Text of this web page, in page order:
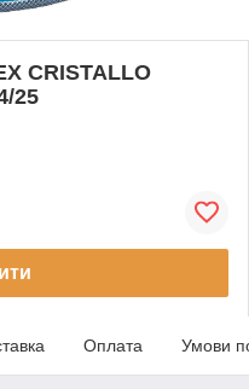
CRISTALLO
25
Оплата Умови